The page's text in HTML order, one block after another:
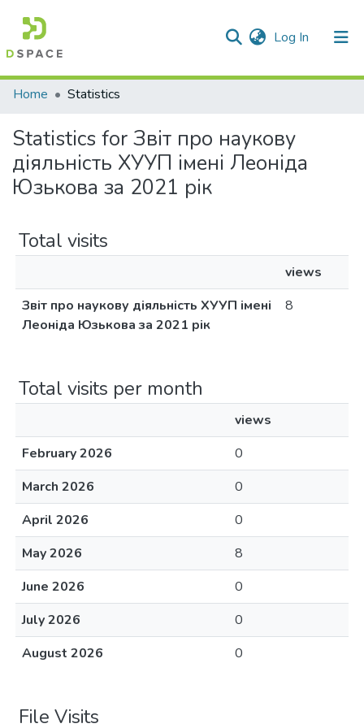
Log In (current)
Communities & Collections
Home Statistics
Statistics for Звіт про наукову
діяльність ХУУП імені Леоніда
Юзькова за 2021 рік
Total visits
views
Звіт про наукову діяльність ХУУП імені
Леоніда Юзькова за 2021 рік
8
Total visits per month
views
February 2026
0
March 2026
0
April 2026
0
May 2026
8
June 2026
0
July 2026
0
August 2026
0
File Visits